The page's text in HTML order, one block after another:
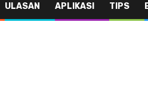
ULASAN APLIKASI TIPS